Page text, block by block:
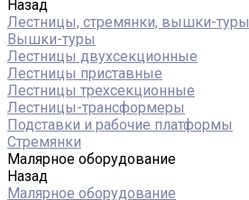
Назад
Лестницы, стремянки, вышки-туры
Вышки-туры
Лестницы двухсекционные
Лестницы приставные
Лестницы трехсекционные
Лестницы-трансформеры
Подставки и рабочие платформы
Стремянки
Малярное оборудование
Назад
Малярное оборудование